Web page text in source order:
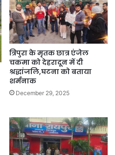
त्रिपुरा के मृतक छात्र एंजेल
चकमा को देहरादून में दी
श्रद्धांजलि,घटना को बताया
शर्मनाक
December 29, 2025